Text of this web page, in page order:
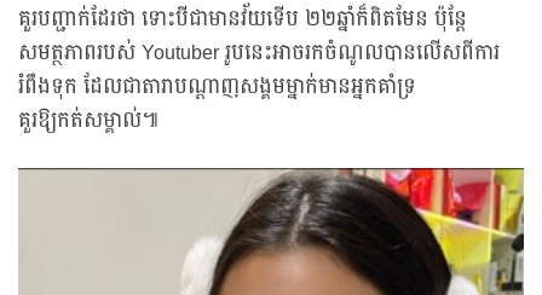
គួរបញ្ជាក់ដែរថា ទោះបីជាមានវ័យទើប ២២ឆ្នាំក៏ពិតមែន ប៉ុន្តែ
សមត្ថភាពរបស់ Youtuber រូបនេះអាចរកចំណូលបានលើសពីការ
រំពឹងទុក ដែលជាតារាបណ្តាញសង្គមម្នាក់មានអ្នកគាំទ្រ
គួរឱ្យកត់សម្គាល់៕